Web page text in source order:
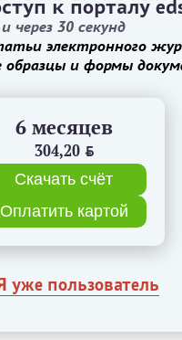
к порталу
и через 30 секунд
электронного
образцы и формы
6 месяцев
304,20 BYN
Скачать счёт
Оплатить картой
уже пользователь